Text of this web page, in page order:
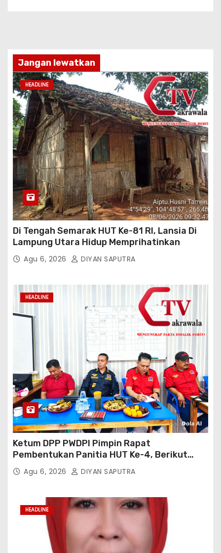
Jangan lewatkan
HEADLINE
Di Tengah Semarak HUT Ke-81 RI, Lansia Di
Lampung Utara Hidup Memprihatinkan
Agu 6, 2026 DIYAN SAPUTRA
HEADLINE
Ketum DPP PWDPI Pimpin Rapat
Pembentukan Panitia HUT Ke-4, Berikut
Susunan Dan Rangkaian Kegiatannya
Agu 6, 2026 DIYAN SAPUTRA
HEADLINE